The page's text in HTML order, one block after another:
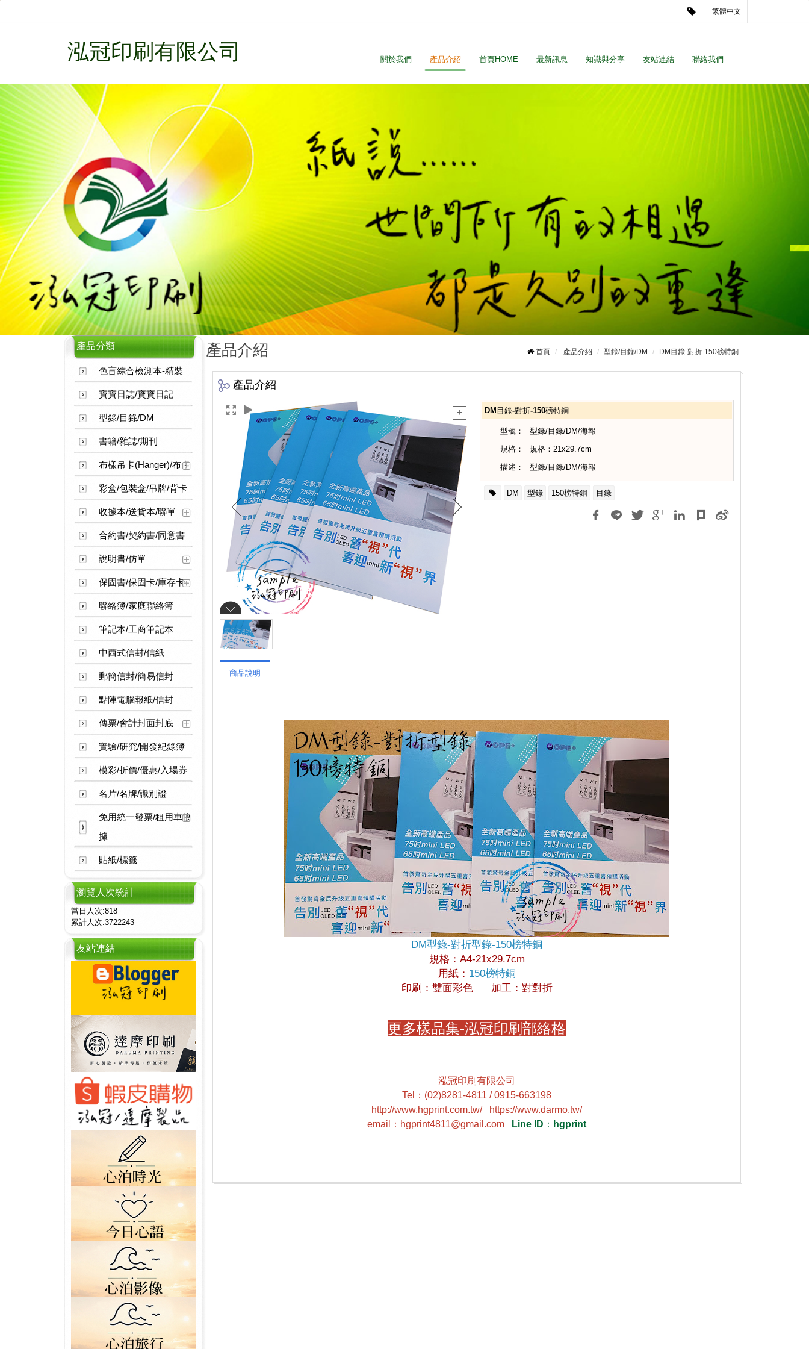
繁體中文
泓冠印刷有限公司 關於我們 產品介紹 首頁HOME 最新訊息 知識與分享 友站連結 聯絡我們
產品分類
色盲綜合檢測本-精裝
寶寶日誌/寶寶日記
型錄/目錄/DM
書籍/雜誌/期刊
布樣吊卡(Hanger)/布卡
彩盒/包裝盒/吊牌/背卡
收據本/送貨本/聯單
合約書/契約書/同意書
說明書/仿單
保固書/保固卡/庫存卡
聯絡簿/家庭聯絡簿
筆記本/工商筆記本
中西式信封/信紙
郵簡信封/簡易信封
點陣電腦報紙/信封
傳票/會計封面封底
實驗/研究/開發紀錄簿
模彩/折價/優惠/入場券
名片/名牌/識別證
免用統一發票/租用車收
據
貼紙/標籤
瀏覽人次統計
當日人次:818
累計人次:3722243
友站連結
產品介紹 首頁 產品介紹 型錄/目錄/DM DM目錄-對折-150磅特銅
產品介紹
DM目錄-對折-150磅特銅
型號：
型錄/目錄/DM/海報
規格：
規格：21x29.7cm
描述：
型錄/目錄/DM/海報
DM 型錄 150榜特銅 目錄
商品說明
DM型錄-對折型錄-150榜特銅
規格：A4-21x29.7cm
用紙： 150榜特銅
印刷：雙面彩色 加工：對對折
更多樣品集-泓冠印刷部絡格
泓冠印刷有限公司
Tel
： (02)8281-4811 / 0915-663198
http://www.hgprint.com.tw/
https://www.darmo.tw/
email
： hgprint4811@gmail.com Line ID ： hgprint